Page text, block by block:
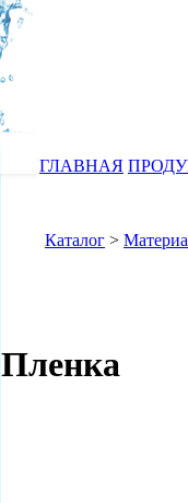
ГЛАВНАЯ
Каталог >
Пленка